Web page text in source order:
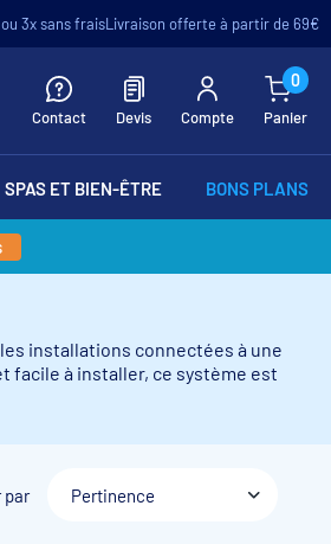
3x sans fraisLivraison offerte à partir de 69€
Contact Devis Compte
0
Panier
SPAS ET BIEN-ÊTRE BONS PLANS
installations connectées à une
facile à installer, ce système est
par Pertinence